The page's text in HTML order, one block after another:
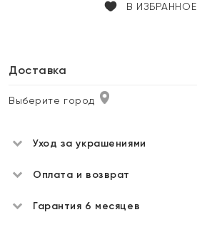
В ИЗБРАННОЕ
Доставка
Выберите город
Уход за украшениями
Оплата и возврат
Гарантия 6 месяцев